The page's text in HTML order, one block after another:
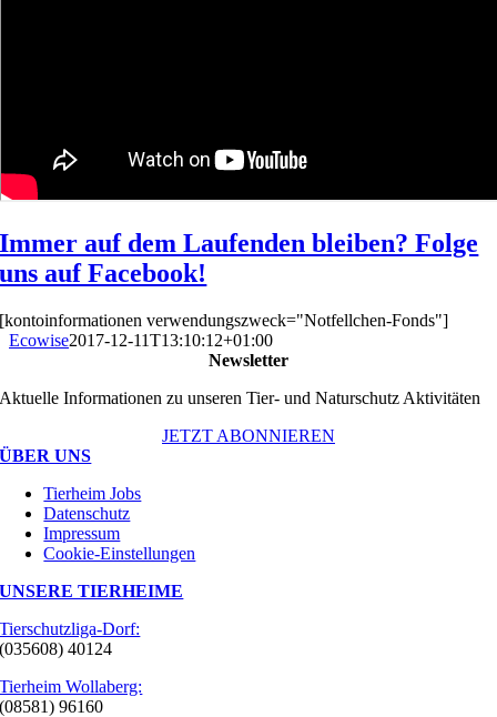
Immer auf dem Laufenden bleiben? Folge
uns auf Facebook!
[kontoinformationen verwendungszweck="Notfellchen-Fonds"]
Ecowise2017-12-11T13:10:12+01:00
Newsletter
Aktuelle Informationen zu unseren Tier- und Naturschutz Aktivitäten
JETZT ABONNIEREN
ÜBER UNS
Tierheim Jobs
Datenschutz
Impressum
Cookie-Einstellungen
UNSERE TIERHEIME
Tierschutzliga-Dorf:
(035608) 40124
Tierheim Wollaberg:
(08581) 96160